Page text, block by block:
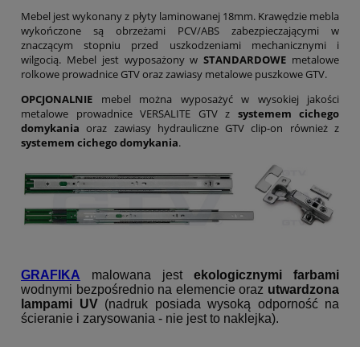
Mebel jest wykonany z płyty laminowanej 18mm. Krawędzie mebla
wykończone są obrzeżami PCV/ABS zabezpieczającymi w
znaczącym stopniu przed uszkodzeniami mechanicznymi i
wilgocią. Mebel jest wyposażony wSTANDARDOWE metalowe
rolkowe prowadnice GTV oraz zawiasy metalowe puszkowe GTV.
OPCJONALNIE mebel można wyposażyć w wysokiej jakości
metalowe prowadnice VERSALITE GTV z systemem cichego
domykania oraz zawiasy hydrauliczne GTV clip-on również z
systemem cichego domykania.
GRAFIKA malowana jest ekologicznymi farbami
wodnymi bezpośrednio na elemencie oraz utwardzona
lampami UV(nadruk posiada wysoką odporność na
ścieranie i zarysowania - nie jest to naklejka).